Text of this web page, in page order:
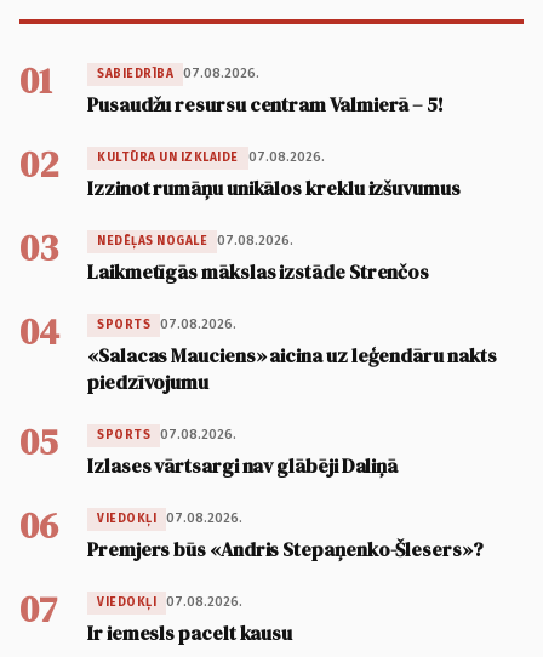
01 SABIEDRĪBA 07.08.2026.
Pusaudžu resursu centram Valmierā – 5!
02 KULTŪRA UN IZKLAIDE 07.08.2026.
Izzinot rumāņu unikālos kreklu izšuvumus
03 NEDĒĻAS NOGALE 07.08.2026.
Laikmetīgās mākslas izstāde Strenčos
04 SPORTS 07.08.2026.
«Salacas Mauciens» aicina uz leģendāru nakts
piedzīvojumu
05 SPORTS 07.08.2026.
Izlases vārtsargi nav glābēji Daliņā
06 VIEDOKĻI 07.08.2026.
Premjers būs «Andris Stepaņenko-Šlesers»?
07 VIEDOKĻI 07.08.2026.
Ir iemesls pacelt kausu